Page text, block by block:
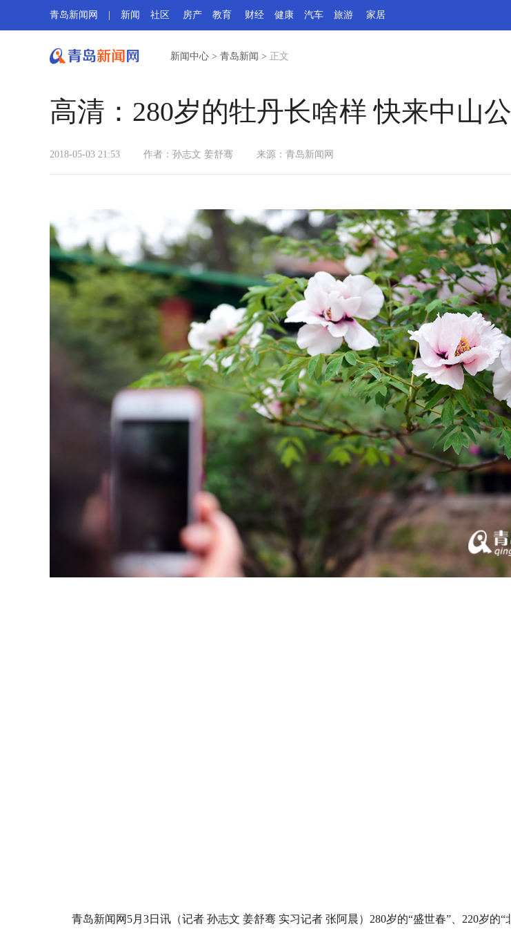
青岛新闻网 新闻 社区 房产 教育 财经 健康 汽车 旅游 家居
新闻中心 > 青岛新闻 > 正文
高清：280岁的牡丹长啥样 快来中山
2018-05-03 21:53 作者：孙志文 姜舒骞 来源： 青岛新闻网
青岛新闻网5月3日讯（记者 孙志文 姜舒骞 实习记者 张阿晨）280岁的“盛世春”、220岁的“